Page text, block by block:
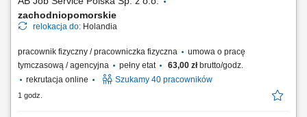
zachodniopomorskie
relokacja do: Holandia
pracownik fizyczny / pracowniczka fizyczna
umowa o pracę
tymczasową / agencyjna
pełny etat 63,00 złbrutto/godz.
rekrutacja online
Szukamy 40 pracowników
1 godz.